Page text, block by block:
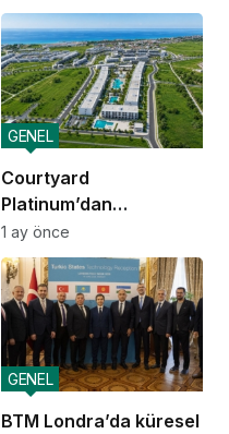
güven
Courtyard
Platinum’dan
yatırımcılara 10 yıllık
amortisman güvencesi
GENEL
1 ay önce
BTM Londra’da küresel
GENEL